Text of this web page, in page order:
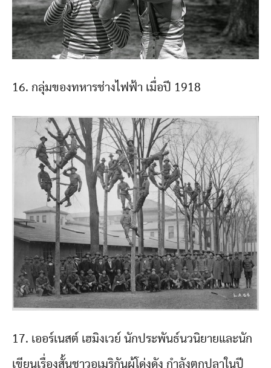
16. กลุ่มของทหารช่างไฟฟ้า เมื่อปี 1918
17. เออร์เนสต์ เฮมิงเวย์ นักประพันธ์นวนิยายและนัก
เขียนเรื่องสั้นชาวอเมริกันผู้โด่งดัง กำลังตกปลาในปี